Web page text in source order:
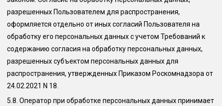
разрешенных Пользователем для распространения,
оформляется отдельно от иных согласий Пользователя на
обработку его персональных данных с учетом Требований к
содержанию согласия на обработку персональных данных,
разрешенных субъектом персональных данных для
распространения, утвержденных Приказом Роскомнадзора от
24.02.2021 N 18.
5.8. Оператор при обработке персональных данных принимает